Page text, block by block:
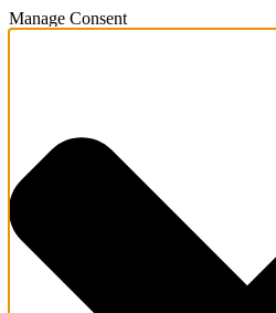
Manage Consent